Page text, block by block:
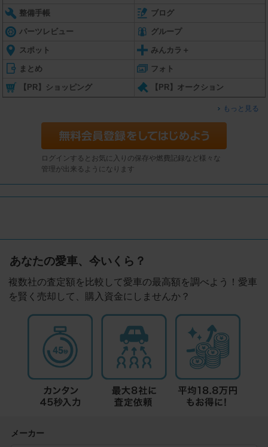
整備手帳 ブログ
パーツレビュー グループ
スポット みんカラ＋
まとめ フォト
【PR】ショッピング 【PR】オークション
もっと見る
ログインするとお気に入りの保存や燃費記録など様々な
管理が出来るようになります
あなたの愛車、今いくら？
複数社の査定額を比較して愛車の最高額を調べよう！愛車
を賢く売却して、購入資金にしませんか？
メーカー